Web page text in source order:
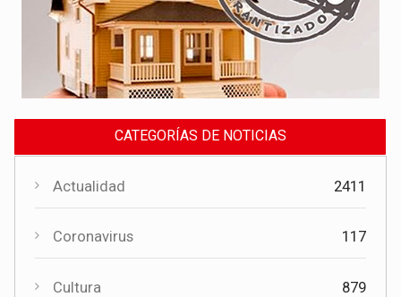
CATEGORÍAS DE NOTICIAS
Actualidad 2411
Coronavirus 117
Cultura 879